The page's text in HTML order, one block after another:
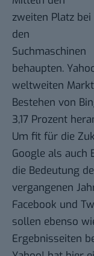
zweiten Platz bei
den
Suchmaschinen
behaupten.
weltweiten
Bestehen von
3,17 Prozent
Um fit für die
Google als auch
die Bedeutung
vergangenen
Facebook und
sollen ebenso
Ergebnisseiten